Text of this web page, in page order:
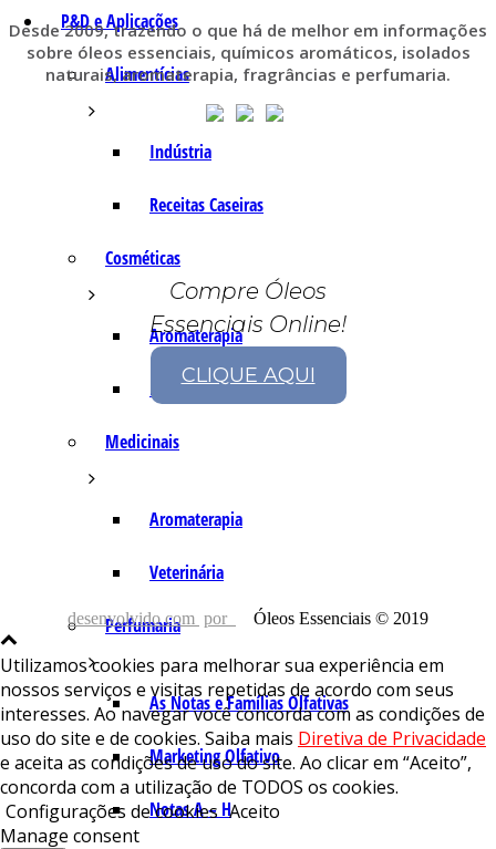
P&D e Aplicações
Alimentícias
Indústria
Receitas Caseiras
Cosméticas
Aromaterapia
Fórmulas Caseiras
Medicinais
Aromaterapia
Veterinária
Perfumaria
As Notas e Famílias Olfativas
Marketing Olfativo
Notas A – H
Desde 2009, trazendo o que há de melhor em informações
sobre óleos essenciais, químicos aromáticos, isolados
naturais, aromaterapia, fragrâncias e perfumaria.
Compre Óleos
Essenciais Online!
CLIQUE AQUI
desenvolvido com por Óleos Essenciais © 2019
Utilizamos cookies para melhorar sua experiência em
nossos serviços e visitas repetidas de acordo com seus
interesses. Ao navegar você concorda com as condições de
uso do site e de cookies. Saiba mais Diretiva de Privacidade
e aceita as condições de uso do site. Ao clicar em “Aceito”,
concorda com a utilização de TODOS os cookies.
Configurações de cookies Aceito
Manage consent